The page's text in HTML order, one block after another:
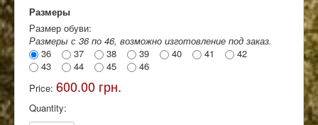
Размеры
Размер обуви:
Размеры с 36 по 46, возможно изготовление под заказ.
36
37 38 39 40 41
42
43
44 45
46
Price: 600.00 грн.
Quantity: